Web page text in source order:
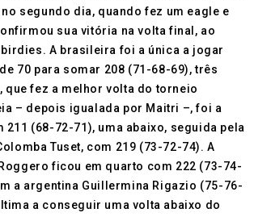
segundo dia, quando fez um eagle e
sua vitória na volta final, ao
A brasileira foi a única a jogar
70 para somar 208 (71-68-69), três
que fez a melhor volta do torneio
– depois igualada por Maitri –, foi a
211 (68-72-71), uma abaixo, seguida pela
Tuset, com 219 (73-72-74). A
ficou em quarto com 222 (73-74-
a argentina Guillermina Rigazio (75-76-
a conseguir uma volta abaixo do